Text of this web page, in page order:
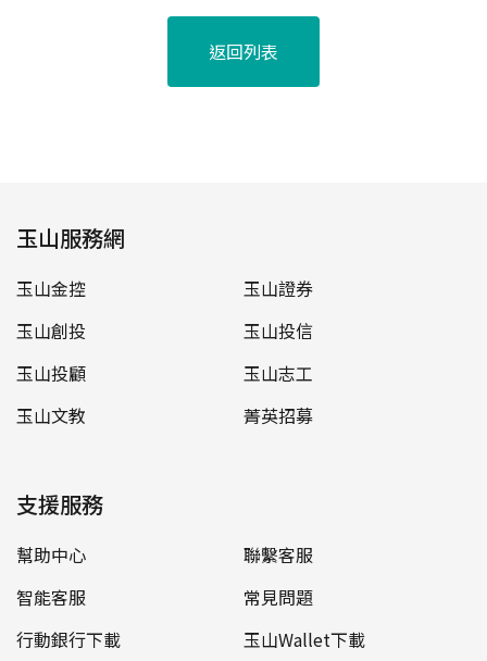
返回列表
玉山服務網
玉山金控
玉山證券
玉山創投
玉山投信
玉山投顧
玉山志工
玉山文教
菁英招募
支援服務
幫助中心
聯繫客服
智能客服
常見問題
行動銀行下載
玉山Wallet下載